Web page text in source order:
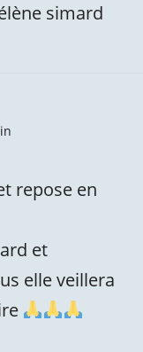
simard
repose en
et
elle veillera